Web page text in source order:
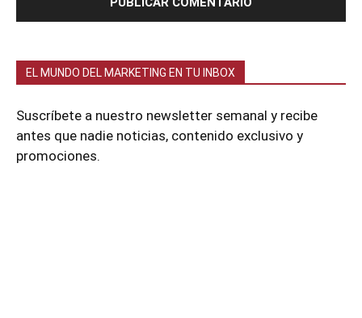
EL MUNDO DEL MARKETING EN TU INBOX
Suscríbete a nuestro newsletter semanal y recibe
antes que nadie noticias, contenido exclusivo y
promociones.